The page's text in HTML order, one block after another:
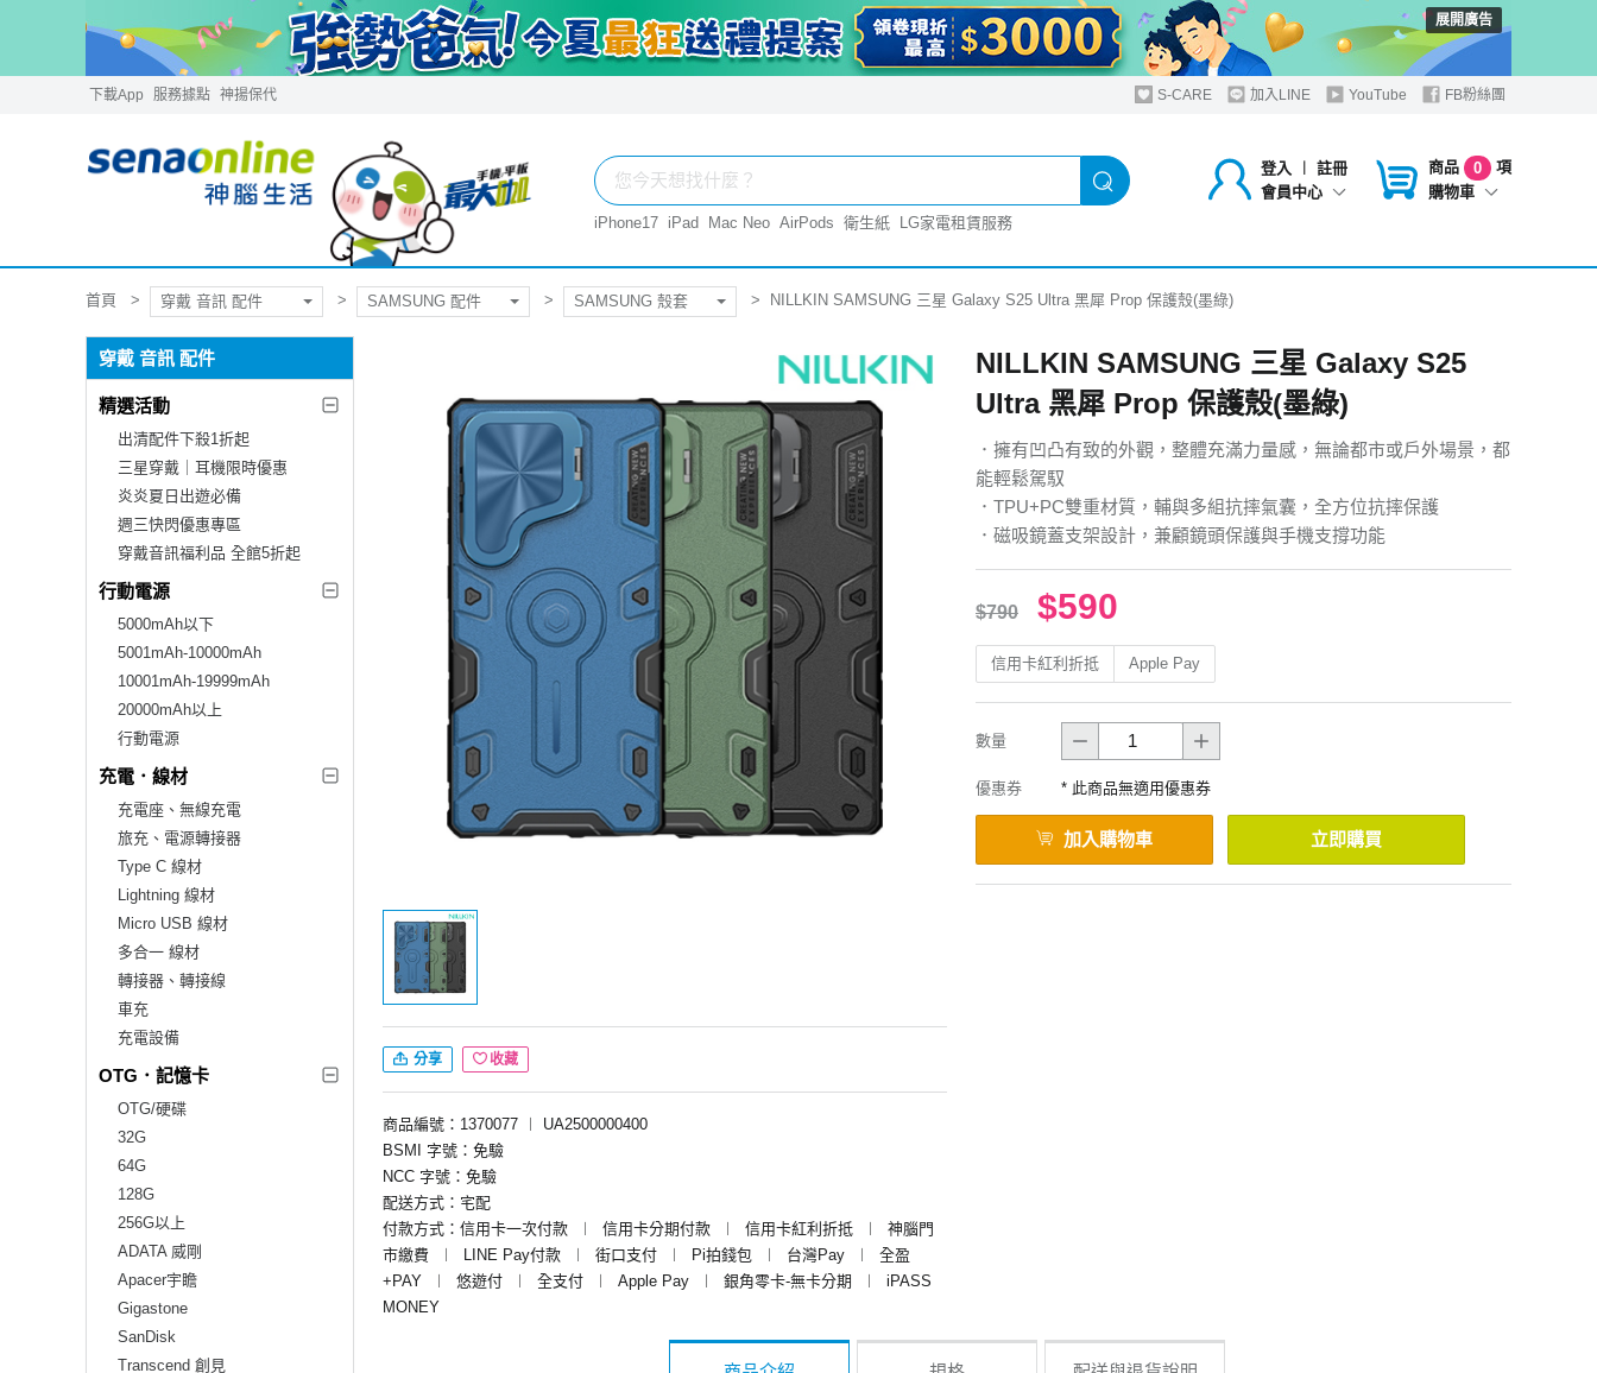
展開廣告
下載App 服務據點 神揚保代 S-CARE 加入LINE YouTube FB粉絲團
登入 ︱
註冊
會員中心
商品 0
項
購物車
iPhone17 iPad Mac Neo AirPods 衛生紙 LG家電租賃服務
首頁 穿戴 音訊 配件 SAMSUNG 配件 SAMSUNG 殼套 NILLKIN SAMSUNG 三星 Galaxy S25 Ultra 黑犀 Prop 保護殼(墨綠)
穿戴 音訊 配件
精選活動
出清配件下殺1折起
三星穿戴｜耳機限時優惠
炎炎夏日出遊必備
週三快閃優惠專區
穿戴音訊福利品 全館5折起
行動電源
5000mAh以下
5001mAh-10000mAh
10001mAh-19999mAh
20000mAh以上
行動電源
充電．線材
充電座、無線充電
旅充、電源轉接器
Type C 線材
Lightning 線材
Micro USB 線材
多合一 線材
轉接器、轉接線
車充
充電設備
OTG．記憶卡
OTG/硬碟
32G
64G
128G
256G以上
ADATA 威剛
Apacer宇瞻
Gigastone
SanDisk
Transcend 創見
分享 收藏
商品編號：1370077 ︱
UA2500000400
BSMI 字號：免驗
NCC 字號：免驗
配送方式：宅配
付款方式：信用卡一次付款
︱ 信用卡分期付款 ︱ 信用卡紅利折抵 ︱
神腦門
市繳費
︱ LINE Pay付款 ︱ 街口支付 ︱ Pi拍錢包 ︱ 台灣Pay ︱
全盈
+PAY
︱ 悠遊付 ︱ 全支付 ︱ Apple Pay ︱ 銀角零卡-無卡分期 ︱
iPASS
MONEY
NILLKIN SAMSUNG 三星 Galaxy S25
Ultra 黑犀 Prop 保護殼(墨綠)
．擁有凹凸有致的外觀，整體充滿力量感，無論都市或戶外場景，都
能輕鬆駕馭
．TPU+PC雙重材質，輔與多組抗摔氣囊，全方位抗摔保護
．磁吸鏡蓋支架設計，兼顧鏡頭保護與手機支撐功能
$790 $590
信用卡紅利折抵 Apple Pay
數量
優惠券 * 此商品無適用優惠券
加入購物車 立即購買